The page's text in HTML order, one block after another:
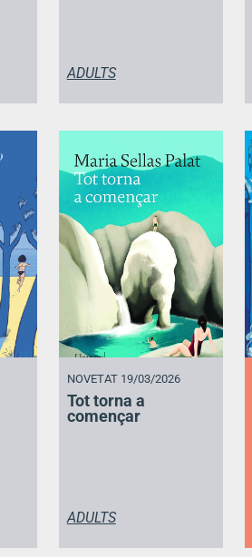
ADULTS
NOVETAT 19/03/2026
Tot torna a
començar
ADULTS